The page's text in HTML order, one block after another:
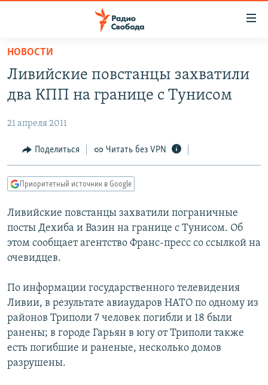
упрощенного
доступа
Вернуться
основному
Вернутся
главной
навигации
Вернутся
поиску
АВТОРСКИЕ ПРОЕКТЫ
ЦИТАТЫ СВОБОДЫ
МНЕНИЯ
IDEL.РЕАЛИИ
КАВКАЗ.РЕАЛИИ
СЕВЕР.РЕАЛИИ
СИБИРЬ.РЕАЛИИ
РАСПИСАНИЕ ВЕЩАНИЯ
ПОДПИШИТЕСЬ НА РАССЫЛКУ
СОЦИАЛЬНЫЕ СЕТИ
НОВОСТИ
Ливийские повстанцы захватили
два КПП на границе с Тунисом
21 апреля 2011
Поделиться Читать без VPN
Приоритетный источник в Google
Ливийские повстанцы захватили пограничные
посты Дехиба и Вазин на границе с Тунисом. Об
этом сообщает агентство Франс-пресс со ссылкой на
очевидцев.
По информации государственного телевидения
Ливии, в результате авиаударов НАТО по одному из
районов Триполи 7 человек погибли и 18 были
ранены; в городе Гарьян в югу от Триполи также
есть погибшие и раненые, несколько домов
разрушены.